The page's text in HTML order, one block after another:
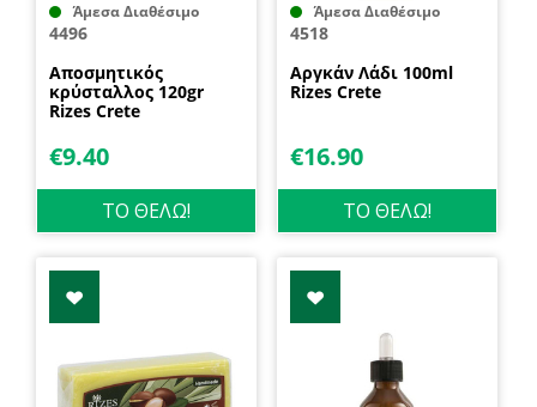
Άμεσα Διαθέσιμο
4496
Αποσμητικός
κρύσταλλος 120gr
Rizes Crete
€9.40
ΤΟ ΘΕΛΩ!
Άμεσα Διαθέσιμο
4518
Αργκάν Λάδι 100ml
Rizes Crete
€16.90
ΤΟ ΘΕΛΩ!